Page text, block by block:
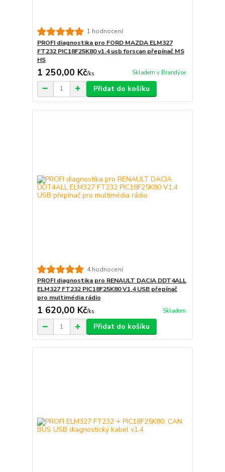
1 hodnocení
PROFI diagnostika pro FORD MAZDA ELM327
FT232 PIC18F25K80 v1.4 usb forscan přepínač MS
HS
1 250,00 Kč/ks Skladem v Brandýse
Přidat do košíku
4 hodnocení
PROFI diagnostika pro RENAULT DACIA DDT4ALL
ELM327 FT232 PIC18F25K80 V1.4 USB přepínač
pro multimédia rádio
1 620,00 Kč/ks Skladem
Přidat do košíku